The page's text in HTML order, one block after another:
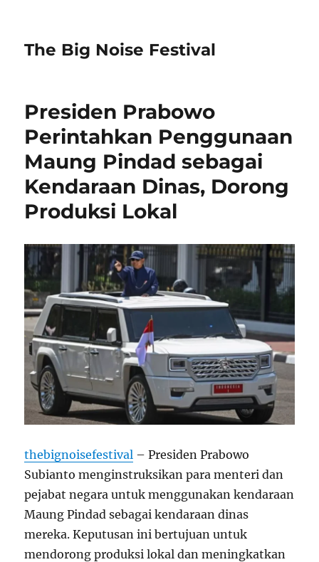
The Big Noise Festival
Presiden Prabowo
Perintahkan Penggunaan
Maung Pindad sebagai
Kendaraan Dinas, Dorong
Produksi Lokal
thebignoisefestival – Presiden Prabowo
Subianto menginstruksikan para menteri dan
pejabat negara untuk menggunakan kendaraan
Maung Pindad sebagai kendaraan dinas
mereka. Keputusan ini bertujuan untuk
mendorong produksi lokal dan meningkatkan